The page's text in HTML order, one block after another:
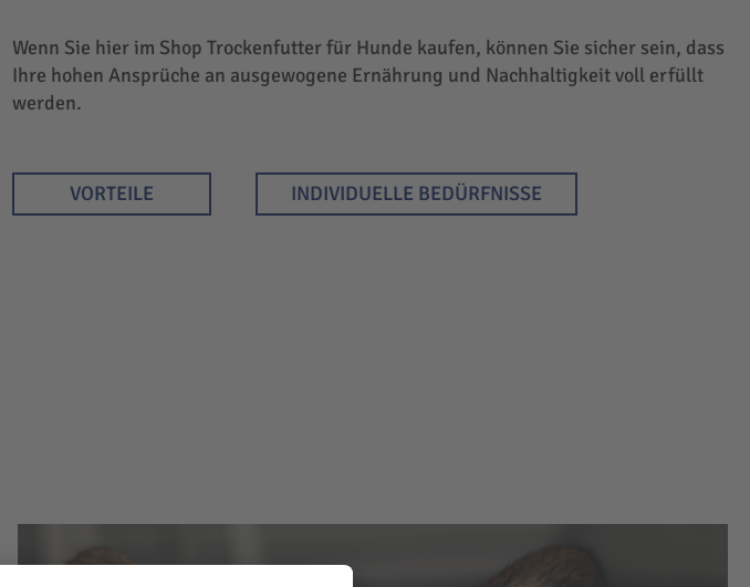
Wenn Sie hier im Shop Trockenfutter für Hunde kaufen, können Sie sicher sein, dass
Ihre hohen Ansprüche an ausgewogene Ernährung und Nachhaltigkeit voll erfüllt
werden.
VORTEILE INDIVIDUELLE BEDÜRFNISSE